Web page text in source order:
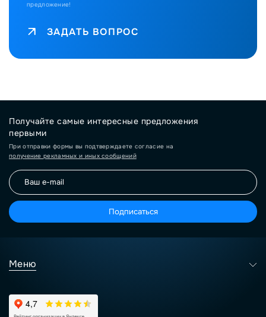
предложение!
ЗАДАТЬ ВОПРОС
Получайте самые интересные предложения
первыми
При отправки формы вы подтверждаете согласие на
получение рекламных и иных сообщений
Подписаться
Меню